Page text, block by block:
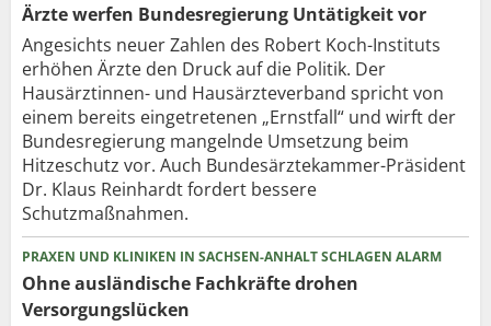
Ärzte werfen Bundesregierung Untätigkeit vor
Angesichts neuer Zahlen des Robert Koch-Instituts
erhöhen Ärzte den Druck auf die Politik. Der
Hausärztinnen- und Hausärzteverband spricht von
einem bereits eingetretenen „Ernstfall“ und wirft der
Bundesregierung mangelnde Umsetzung beim
Hitzeschutz vor. Auch Bundesärztekammer-Präsident
Dr. Klaus Reinhardt fordert bessere
Schutzmaßnahmen.
PRAXEN UND KLINIKEN IN SACHSEN-ANHALT SCHLAGEN ALARM
Ohne ausländische Fachkräfte drohen
Versorgungslücken